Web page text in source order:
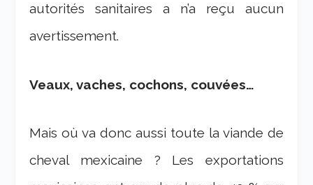
autorités sanitaires a n’a reçu aucun
avertissement.
Veaux, vaches, cochons, couvées…
Mais où va donc aussi toute la viande de
cheval mexicaine ? Les exportations